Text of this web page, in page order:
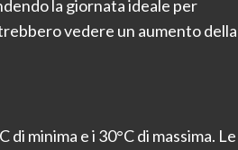
la giornata ideale per
vedere un aumento della
minima e i 30°C di massima. Le